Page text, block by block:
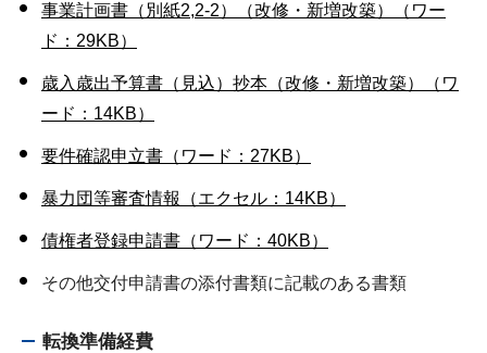
事業計画書（別紙2,2-2）（改修・新増改築）（ワー
ド：29KB）
歳入歳出予算書（見込）抄本（改修・新増改築）（ワ
ード：14KB）
要件確認申立書（ワード：27KB）
暴力団等審査情報（エクセル：14KB）
債権者登録申請書（ワード：40KB）
その他交付申請書の添付書類に記載のある書類
転換準備経費